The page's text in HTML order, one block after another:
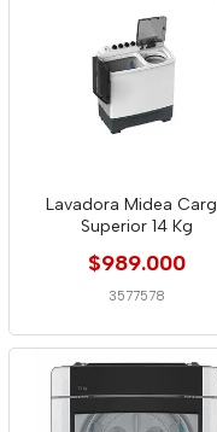
Lavadora Midea
Superior 14 Kg
$989.000
3577578